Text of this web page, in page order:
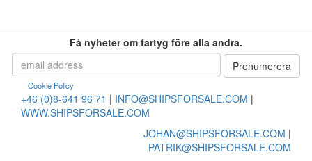
Få nyheter om fartyg före alla andra.
Cookie Policy
+46 (0)8-641 96 71 | INFO@SHIPSFORSALE.COM |
WWW.SHIPSFORSALE.COM
JOHAN@SHIPSFORSALE.COM |
PATRIK@SHIPSFORSALE.COM